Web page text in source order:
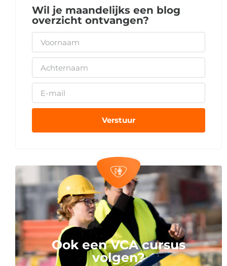
Wil je maandelijks een blog
overzicht ontvangen?
Verstuur
Ook een VCA cursus
volgen?